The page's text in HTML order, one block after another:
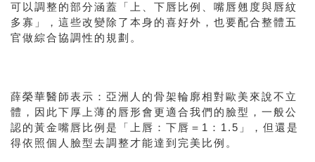
可以調整的部分涵蓋「上、下唇比例、嘴唇翹度與唇紋
多寡」，這些改變除了本身的喜好外，也要配合整體五
官做綜合協調性的規劃。
薛榮華醫師表示：亞洲人的骨架輪廓相對歐美來說不立
體，因此下厚上薄的唇形會更適合我們的臉型，一般公
認的黃金嘴唇比例是「上唇：下唇＝1：1.5」，但還是
得依照個人臉型去調整才能達到完美比例。